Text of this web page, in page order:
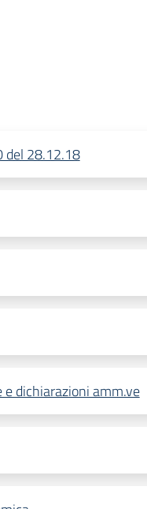
del 28.12.18
dichiarazioni amm.ve